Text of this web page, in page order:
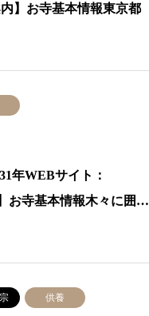
】お寺基本情報東京都
年WEBサイト：
お寺基本情報木々に囲…
供養